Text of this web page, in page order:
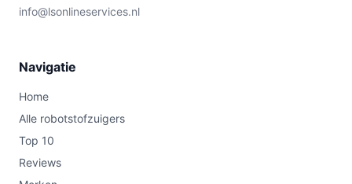
info@lsonlineservices.nl
Navigatie
Home
Alle robotstofzuigers
Top 10
Reviews